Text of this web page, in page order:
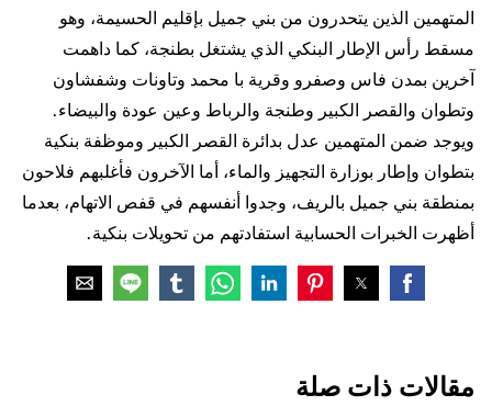
المتهمين الذين يتحدرون من بني جميل بإقليم الحسيمة، وهو
مسقط رأس الإطار البنكي الذي يشتغل بطنجة، كما داهمت
آخرين بمدن فاس وصفرو وقرية با محمد وتاونات وشفشاون
وتطوان والقصر الكبير وطنجة والرباط وعين عودة والبيضاء.
ويوجد ضمن المتهمين عدل بدائرة القصر الكبير وموظفة بنكية
بتطوان وإطار بوزارة التجهيز والماء، أما الآخرون فأغلبهم فلاحون
بمنطقة بني جميل بالريف، وجدوا أنفسهم في قفص الاتهام، بعدما
أظهرت الخبرات الحسابية استفادتهم من تحويلات بنكية.
مقالات ذات صلة